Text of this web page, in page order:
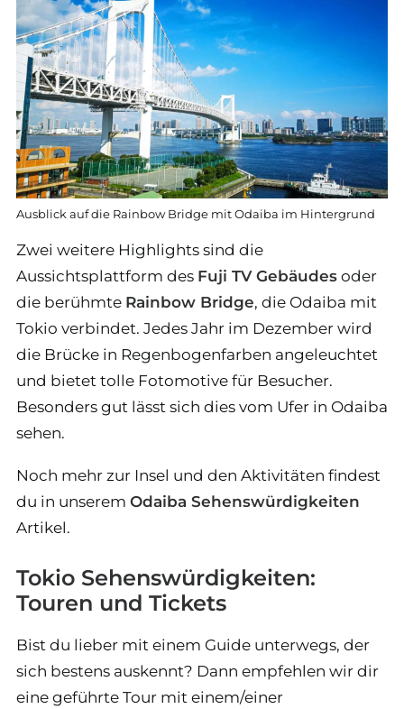
Ausblick auf die Rainbow Bridge mit Odaiba im Hintergrund
Zwei weitere Highlights sind die
Aussichtsplattform des Fuji TV Gebäudes oder
die berühmte Rainbow Bridge, die Odaiba mit
Tokio verbindet. Jedes Jahr im Dezember wird
die Brücke in Regenbogenfarben angeleuchtet
und bietet tolle Fotomotive für Besucher.
Besonders gut lässt sich dies vom Ufer in Odaiba
sehen.
Noch mehr zur Insel und den Aktivitäten findest
du in unserem Odaiba Sehenswürdigkeiten
Artikel.
Tokio Sehenswürdigkeiten:
Touren und Tickets
Bist du lieber mit einem Guide unterwegs, der
sich bestens auskennt? Dann empfehlen wir dir
eine geführte Tour mit einem/einer